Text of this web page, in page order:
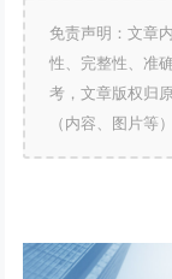
免责声明：文章
性、完整性、准
考，文章版权归
（内容、图片等